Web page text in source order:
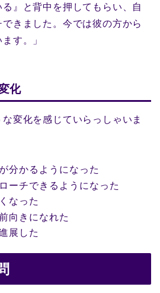
』と背中を押してもらい、自
きました。今では彼の方から
す。」
化
変化を感じていらっしゃいま
分かるようになった
ーチできるようになった
なった
向きになれた
展した